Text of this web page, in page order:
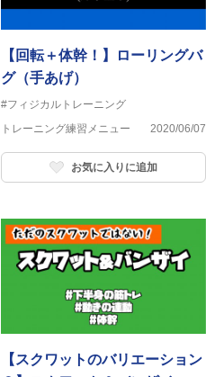
【回転＋体幹！】ローリングバ
グ（手あげ）
#フィジカルトレーニング
トレーニング練習メニュー
2020/06/07
お気に入りに追加
【スクワットのバリエーション